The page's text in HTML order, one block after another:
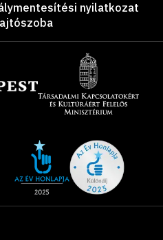
nyilatkozat